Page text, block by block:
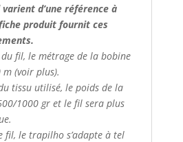
d’une référence à
produit fournit ces
du fil, le métrage de la bobine
(voir plus).
tissu utilisé, le poids de la
1000 gr et le fil sera plus
fil, le trapilho s’adapte à tel